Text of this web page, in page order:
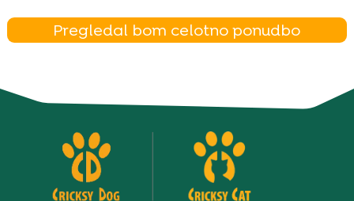
Pregledal bom celotno ponudbo